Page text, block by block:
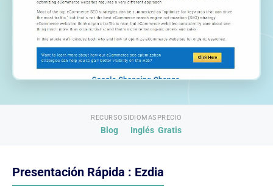
RECURSOS
Blog
IDIOMAS
Inglés
PRECIO
Gratis
Presentación Rápida : Ezdia